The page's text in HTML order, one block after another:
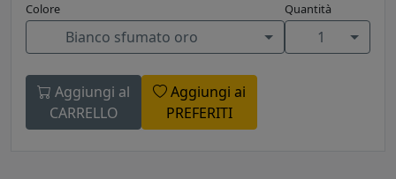
Colore
Bianco sfumato oro
Quantità
1
Aggiungi al
CARRELLO
Aggiungi ai
PREFERITI